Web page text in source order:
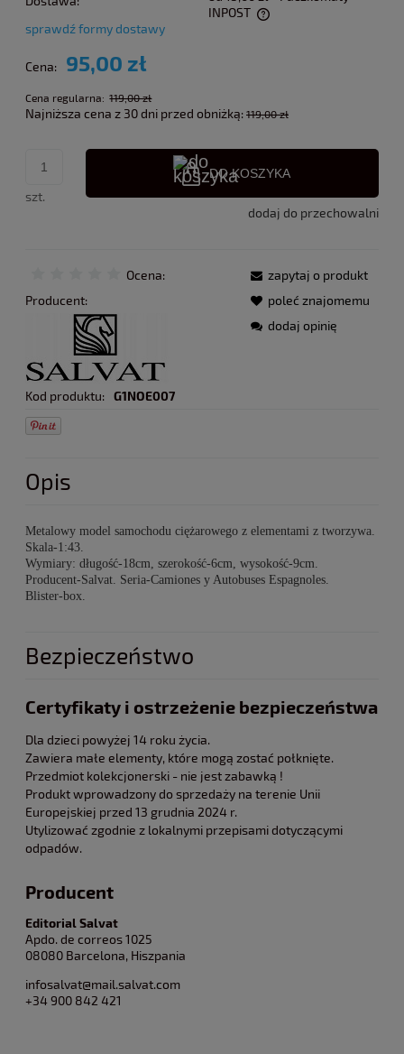
INPOST
Cena nie zawiera ewentualnych kosztów płatności
sprawdź formy dostawy
Cena: 95,00 zł
Cena regularna: 119,00 zł
Najniższa cena z 30 dni przed obniżką: 119,00 zł
szt.
DO KOSZYKA
dodaj do przechowalni
Ocena:
Producent:
Kod produktu: G1NOE007
zapytaj o produkt
poleć znajomemu
dodaj opinię
Opis
Metalowy model samochodu ciężarowego z elementami z tworzywa.
Skala-1:43.
Wymiary: długość-18cm, szerokość-6cm, wysokość-9cm.
Producent-Salvat. Seria-Camiones y Autobuses Espagnoles.
Blister-box.
Bezpieczeństwo
Certyfikaty i ostrzeżenie bezpieczeństwa
Dla dzieci powyżej 14 roku życia.
Zawiera małe elementy, które mogą zostać połknięte.
Przedmiot kolekcjonerski - nie jest zabawką !
Produkt wprowadzony do sprzedaży na terenie Unii
Europejskiej przed 13 grudnia 2024 r.
Utylizować zgodnie z lokalnymi przepisami dotyczącymi
odpadów.
Producent
Editorial Salvat
Apdo. de correos 1025
08080 Barcelona, Hiszpania
infosalvat@mail.salvat.com
+34 900 842 421